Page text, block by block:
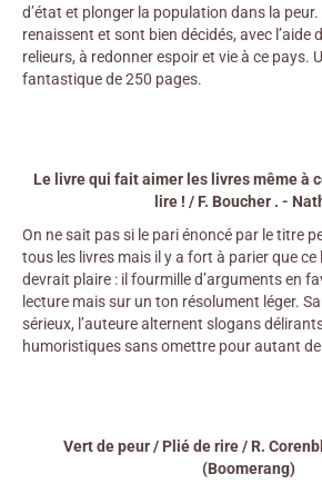
d’état et plonger la population dans la
renaissent et sont bien décidés, avec l’aide
relieurs, à redonner espoir et vie à ce pays.
fantastique de 250 pages.
Le livre qui fait aimer les livres même à
lire ! / F. Boucher . -
On ne sait pas si le pari énoncé par le titre
tous les livres mais il y a fort à parier que ce
devrait plaire : il fourmille d’arguments en
lecture mais sur un ton résolument léger.
sérieux, l’auteure alternent slogans
humoristiques sans omettre pour autant
Vert de peur / Plié de rire / R.
(Boomerang)